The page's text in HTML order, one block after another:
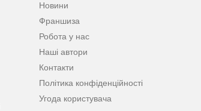
Новини
Франшиза
Робота у нас
Наші автори
Контакти
Політика конфіденційності
Угода користувача